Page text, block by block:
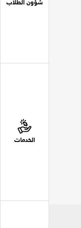
شؤون الطلاب
الخدمات